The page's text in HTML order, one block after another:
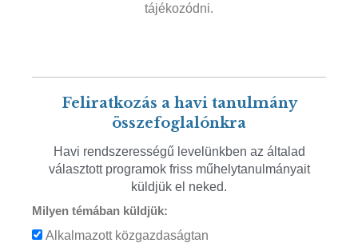
tájékozódni.
Feliratkozás a havi tanulmány
összefoglalónkra
Havi rendszerességű levelünkben az általad
választott programok friss műhelytanulmányait
küldjük el neked.
Milyen témában küldjük:
Alkalmazott közgazdaságtan